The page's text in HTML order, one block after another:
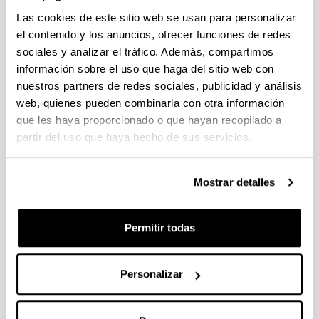
Las cookies de este sitio web se usan para personalizar
el contenido y los anuncios, ofrecer funciones de redes
sociales y analizar el tráfico. Además, compartimos
información sobre el uso que haga del sitio web con
nuestros partners de redes sociales, publicidad y análisis
web, quienes pueden combinarla con otra información
que les haya proporcionado o que hayan recopilado a
partir del uso que haya hecho de sus servicios.
Mostrar detalles
Permitir todas
Personalizar
Production of Furanic Biofuels with
Zeolite and Metal Oxide
Bifunctional Catalysts for Energy-
and Product-Driven Biorefineries
Autoría:
Libro:
Production of Biofuels and Chemicals with Bifunctional
Ciudad de edición y/o Editorial:
Volumen:
8